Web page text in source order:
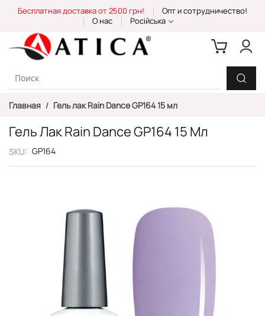
Content
Бесплатная доставка от 2500 грн!
Опт и сотрудничество!
О нас
Російська
Главная Гель лак Rain Dance GP164 15 мл
Гель Лак Rain Dance GP164 15 Мл
SKU GP164
изображений